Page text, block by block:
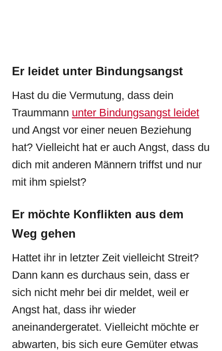
Er leidet unter Bindungsangst
Hast du die Vermutung, dass dein
Traummann unter Bindungsangst leidet
und Angst vor einer neuen Beziehung
hat? Vielleicht hat er auch Angst, dass du
dich mit anderen Männern triffst und nur
mit ihm spielst?
Er möchte Konflikten aus dem
Weg gehen
Hattet ihr in letzter Zeit vielleicht Streit?
Dann kann es durchaus sein, dass er
sich nicht mehr bei dir meldet, weil er
Angst hat, dass ihr wieder
aneinandergeratet. Vielleicht möchte er
abwarten, bis sich eure Gemüter etwas